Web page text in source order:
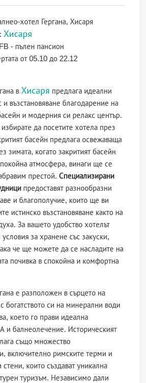
хотел Гергана, Хисаря
Хисаря
FB - пълен пансион
от 05.10 до 22.12
в Хисаря предлага идеални
и възстановяване благодарение на
и модерния си релакс център.
да посетите хотела през
басейн предлага освежаваща
зимата, когато закритият басейн
атмосфера, винаги ще се
престой.Специализирани
предоставят разнообразни
и благополучие, които ще ви
истинско възстановяване както на
За вашето удобство хотелът
за хранене със закуски,
че ще можете да се насладите на
почивка в спокойна и комфортна
е разположен в сърцето на
богатството си на минерални води
което го прави идеална
и балнеолечение. Историческият
също множество
включително римските терми и
които създават уникална
туризъм. Независимо дали